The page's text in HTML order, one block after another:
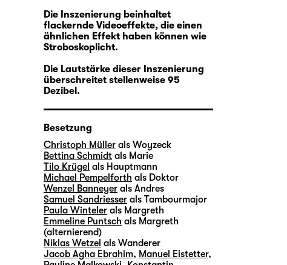
Die Inszenierung beinhaltet
flackernde Videoeffekte, die einen
ähnlichen Effekt haben können wie
Stroboskoplicht.
Die Lautstärke dieser Inszenierung
überschreitet stellenweise 95
Dezibel.
Besetzung
Christoph Müller als Woyzeck
Bettina Schmidt als Marie
Tilo Krügel als Hauptmann
Michael Pempelforth als Doktor
Wenzel Banneyer als Andres
Samuel Sandriesser als Tambourmajor
Paula Winteler als Margreth
Emmeline Puntsch als Margreth
(alternierend)
Niklas Wetzel als Wanderer
Jacob Agha Ebrahim, Manuel Eistetter,